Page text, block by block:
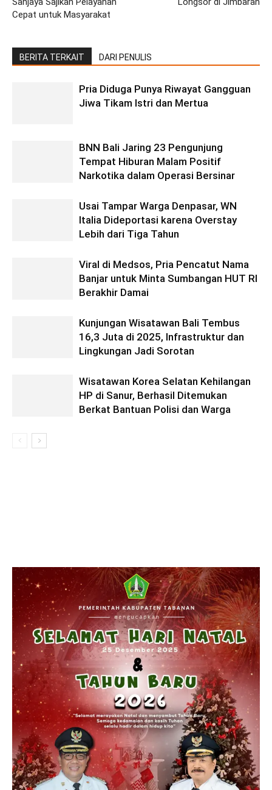
Cepat untuk Masyarakat
BERITA TERKAIT DARI PENULIS
Pria Diduga Punya Riwayat Gangguan
Jiwa Tikam Istri dan Mertua
BNN Bali Jaring 23 Pengunjung
Tempat Hiburan Malam Positif
Narkotika dalam Operasi Bersinar
Usai Tampar Warga Denpasar, WN
Italia Dideportasi karena Overstay
Lebih dari Tiga Tahun
Viral di Medsos, Pria Pencatut Nama
Banjar untuk Minta Sumbangan HUT RI
Berakhir Damai
Kunjungan Wisatawan Bali Tembus
16,3 Juta di 2025, Infrastruktur dan
Lingkungan Jadi Sorotan
Wisatawan Korea Selatan Kehilangan
HP di Sanur, Berhasil Ditemukan
Berkat Bantuan Polisi dan Warga